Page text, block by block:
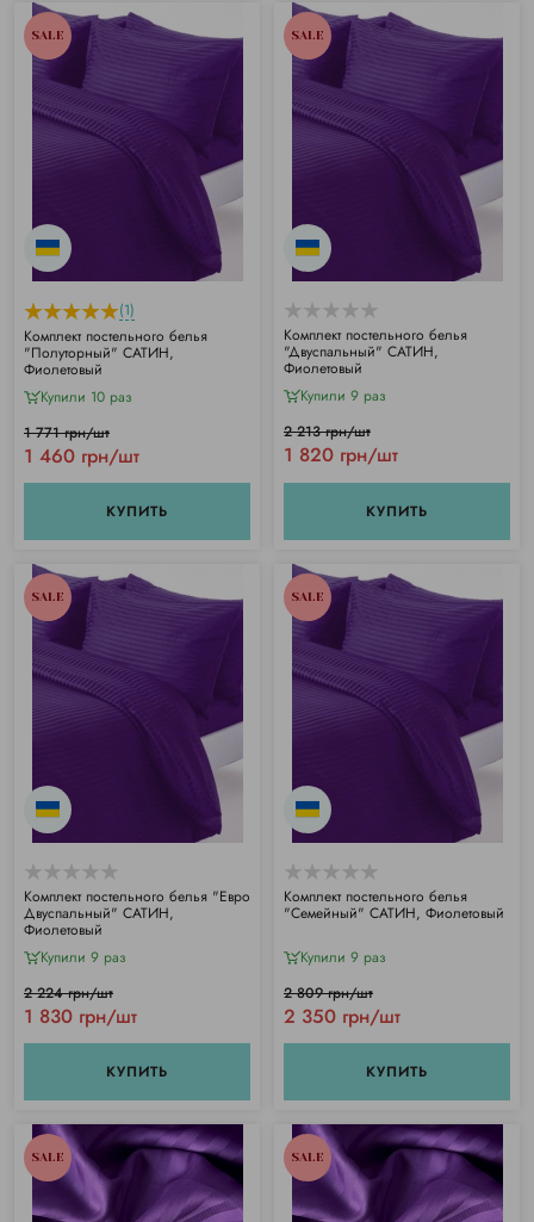
SALE
(1)
Комплект постельного белья
"Полуторный" САТИН,
Фиолетовый
Купили 10 раз
1 460 грн/шт
1 771 грн/шт
КУПИТЬ
SALE
Комплект постельного белья
"Двуспальный" САТИН,
Фиолетовый
Купили 9 раз
1 820 грн/шт
2 213 грн/шт
КУПИТЬ
SALE
Комплект постельного белья "Евро
Двуспальный" САТИН,
Фиолетовый
Купили 9 раз
1 830 грн/шт
2 224 грн/шт
КУПИТЬ
SALE
Комплект постельного белья
"Семейный" САТИН, Фиолетовый
Купили 9 раз
2 350 грн/шт
2 809 грн/шт
КУПИТЬ
SALE SALE